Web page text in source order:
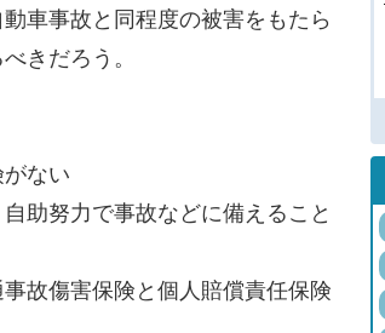
車事故と同程度の被害をもたら
きだろう。
ない
助努力で事故などに備えること
故傷害保険と個人賠償責任保険